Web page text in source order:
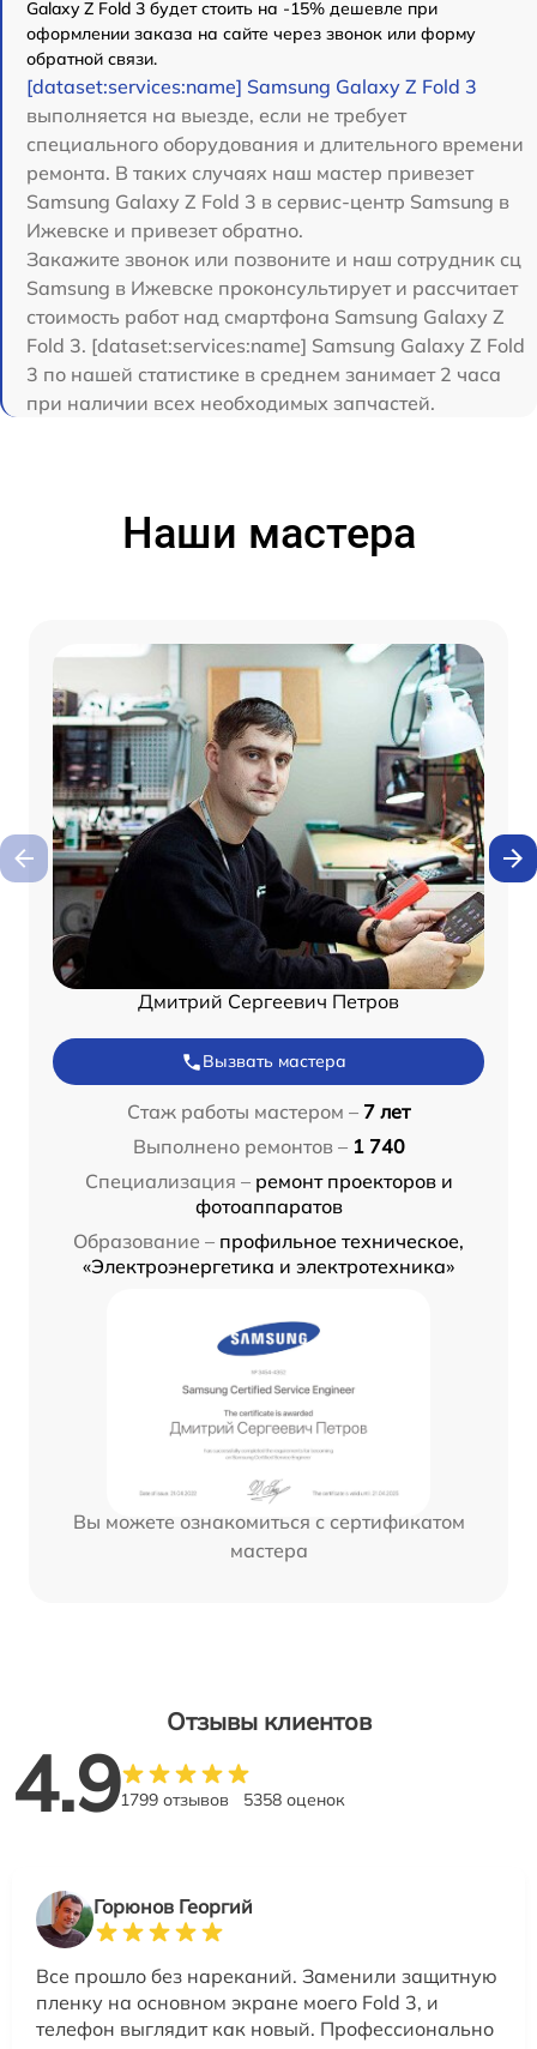
Galaxy Z Fold 3 будет стоить на -15% дешевле при
оформлении заказа на сайте через звонок или форму
обратной связи.
[dataset:services:name] Samsung Galaxy Z Fold 3
выполняется на выезде, если не требует
специального оборудования и длительного времени
ремонта. В таких случаях наш мастер привезет
Samsung Galaxy Z Fold 3 в сервис-центр Samsung в
Ижевске и привезет обратно.
Закажите звонок или позвоните и наш сотрудник сц
Samsung в Ижевске проконсультирует и рассчитает
стоимость работ над смартфона Samsung Galaxy Z
Fold 3. [dataset:services:name] Samsung Galaxy Z Fold
3 по нашей статистике в среднем занимает 2 часа
при наличии всех необходимых запчастей.
Наши мастера
Дмитрий Сергеевич Петров
Вызвать мастера
Стаж работы мастером – 7 лет
Выполнено ремонтов – 1 740
Специализация – ремонт проекторов и
фотоаппаратов
Образование – профильное техническое,
«Электроэнергетика и электротехника»
Вы можете ознакомиться с сертификатом
мастера
Отзывы клиентов
4.91799 отзывов 5358 оценок
Горюнов Георгий
Все прошло без нареканий. Заменили защитную
пленку на основном экране моего Fold 3, и
телефон выглядит как новый. Профессионально